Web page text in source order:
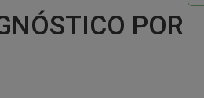
POR